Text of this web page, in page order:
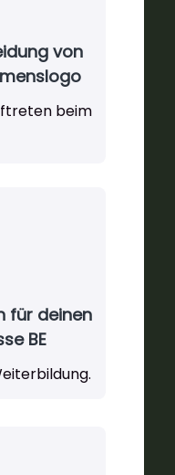
von
beim
für deinen
BE